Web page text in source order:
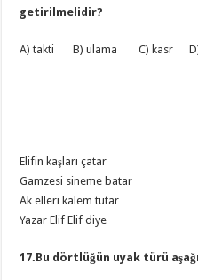
getirilmelidir?
A) takti B) ulama C) kasr D)
Elifin kaşları çatar
Gamzesi sineme batar
Ak elleri kalem tutar
Yazar Elif Elif diye
17.Bu dörtlüğün uyak türü